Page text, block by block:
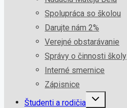
Spolupráca so školou
Darujte nám 2%
Verejné obstarávanie
Správy o činnosti školy
Interné smernice
Zápisnice
Študenti a rodičia